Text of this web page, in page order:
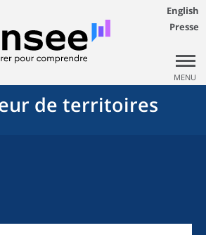
English
Presse
MENU
de territoires